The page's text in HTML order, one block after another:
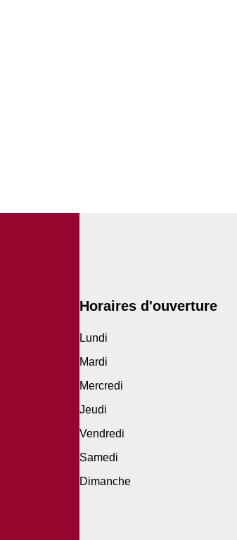
Horaires d'ouverture
Lundi
Mardi
Mercredi
Jeudi
Vendredi
Samedi
Dimanche